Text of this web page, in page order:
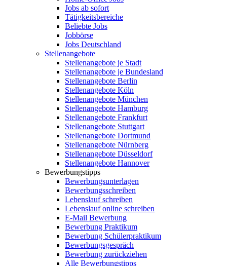
Jobs ab sofort
Tätigkeitsbereiche
Beliebte Jobs
Jobbörse
Jobs Deutschland
Stellenangebote
Stellenangebote je Stadt
Stellenangebote je Bundesland
Stellenangebote Berlin
Stellenangebote Köln
Stellenangebote München
Stellenangebote Hamburg
Stellenangebote Frankfurt
Stellenangebote Stuttgart
Stellenangebote Dortmund
Stellenangebote Nürnberg
Stellenangebote Düsseldorf
Stellenangebote Hannover
Bewerbungstipps
Bewerbungsunterlagen
Bewerbungsschreiben
Lebenslauf schreiben
Lebenslauf online schreiben
E-Mail Bewerbung
Bewerbung Praktikum
Bewerbung Schülerpraktikum
Bewerbungsgespräch
Bewerbung zurückziehen
Alle Bewerbungstipps